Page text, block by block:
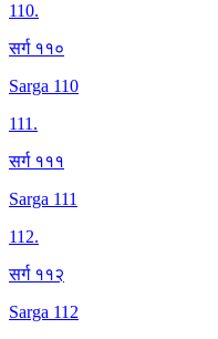
110.
सर्ग ११०
Sarga 110
111.
सर्ग १११
Sarga 111
112.
सर्ग ११२
Sarga 112